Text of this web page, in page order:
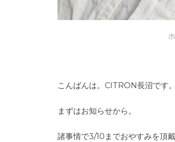
こんばんは。CITRON長沼です。
まずはお知らせから。
諸事情で3/10までおやすみを頂戴